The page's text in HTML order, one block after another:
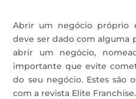
Abrir um negócio próprio
deve ser dado com alguma
abrir um negócio,
importante que evite
do seu negócio. Estes são
com a revista Elite Franchise.